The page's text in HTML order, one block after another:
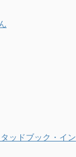
ッドブック・イン